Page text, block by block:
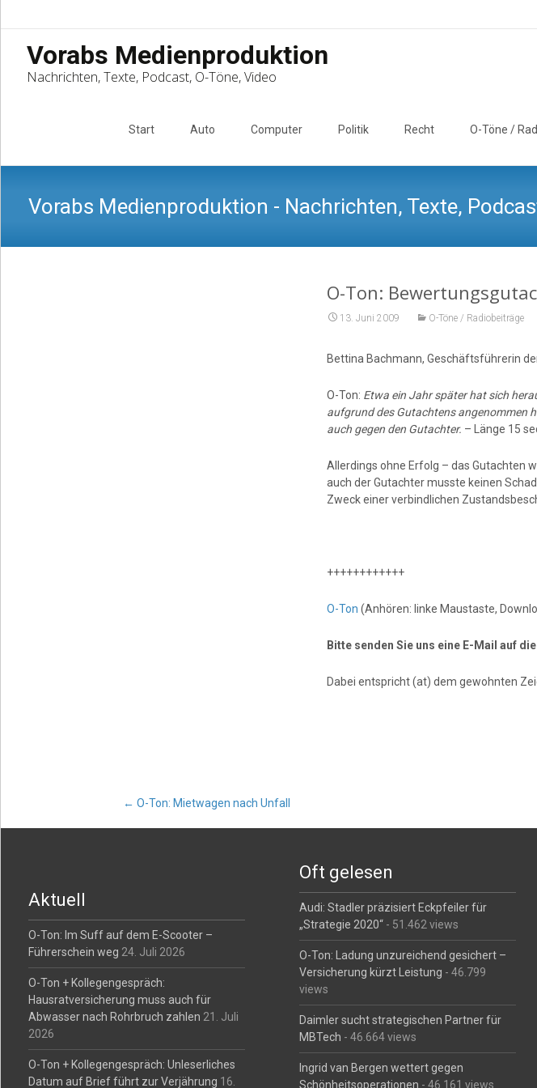
Vorabs Medienproduktion
Nachrichten, Texte, Podcast, O-Töne, Video
Start Auto Computer Politik Recht O-Töne /
Vorabs Medienproduktion - Nachrichten, Texte,
O-Ton:
13. Juni 2009 O-Töne / Radiobeiträge
Bettina Bachmann, Geschäftsführerin
O-Ton: Etwa ein Jahr später hat sich
aufgrund des Gutachtens angenommen
auch gegen den Gutachter. – Länge 15
Allerdings ohne Erfolg – das Gutachten
auch der Gutachter musste keinen
Zweck einer verbindlichen
++++++++++++
O-Ton (Anhören: linke Maustaste,
Bitte senden Sie uns eine E-Mail auf
Dabei entspricht (at) dem gewohnten
Post
← O-Ton: Mietwagen nach Unfall
Aktuell
O-Ton: Im Suff auf dem E-Scooter –
Führerschein weg 24. Juli 2026
O-Ton + Kollegengespräch:
Hausratversicherung muss auch für
Abwasser nach Rohrbruch zahlen 21. Juli
2026
O-Ton + Kollegengespräch: Unleserliches
Datum auf Brief führt zur Verjährung 16.
Oft gelesen
Audi: Stadler präzisiert Eckpfeiler für
„Strategie 2020“ - 51.462 views
O-Ton: Ladung unzureichend gesichert –
Versicherung kürzt Leistung - 46.799
views
Daimler sucht strategischen Partner für
MBTech - 46.664 views
Ingrid van Bergen wettert gegen
Schönheitsoperationen - 46.161 views